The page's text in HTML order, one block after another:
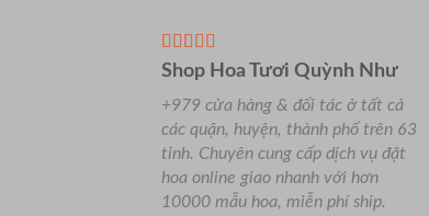
Shop Hoa Tươi Quỳnh Như
+979 cửa hàng & đối tác ở tất cả
các quận, huyện, thành phố trên 63
tỉnh. Chuyên cung cấp dịch vụ đặt
hoa online giao nhanh với hơn
10000 mẫu hoa, miễn phí ship.